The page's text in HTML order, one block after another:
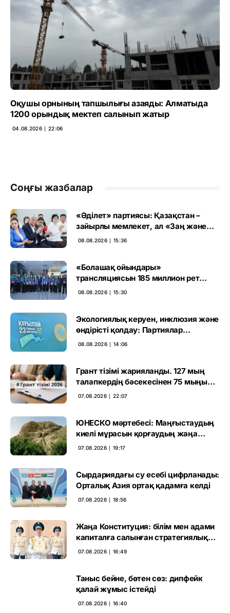
Оқушы орнының тапшылығы азаяды: Алматыда
1200 орындық мектеп салынып жатыр
04.08.2026 ∣ 22:06
Соңғы жазбалар
«Әділет» партиясы: Қазақстан –
зайырлы мемлекет, ал «Заң және
тәртіп» қағидаты баршаға міндетті
08.08.2026 ∣ 15:36
«Болашақ ойындары»
трансляциясын 185 миллион рет
көрген
08.08.2026 ∣ 15:30
Экологиялық керуен, инклюзия және
өндірісті қолдау: Партиялар
өңірлерде қандай мәселе көтерді
08.08.2026 ∣ 14:06
Грант тізімі жарияланды. 127 мың
талапкердің бәсекесінен 75 мыңы
өтті
07.08.2026 ∣ 22:07
ЮНЕСКО мәртебесі: Маңғыстаудың
киелі мұрасын қорғаудың жаңа
кезеңі басталды
07.08.2026 ∣ 19:17
Сырдариядағы су есебі цифрланады:
Орталық Азия ортақ қадамға келді
07.08.2026 ∣ 18:56
Жаңа Конституция: білім мен адами
капиталға салынған стратегиялық
негіз
07.08.2026 ∣ 16:49
Таныс бейне, бөтен сөз: дипфейк
қалай жұмыс істейді
07.08.2026 ∣ 16:40